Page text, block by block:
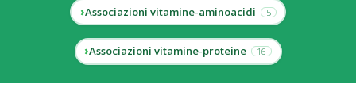
Associazioni vitamine-aminoacidi 5
Associazioni vitamine-proteine 16